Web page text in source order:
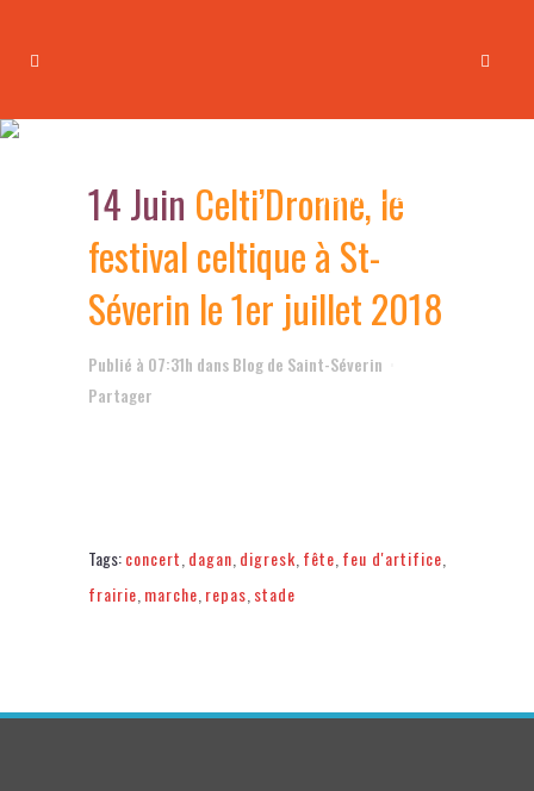
juillet 2018
14 Juin Celti’Dronne, le
festival celtique à St-
Séverin le 1er juillet 2018
Publié à 07:31h dansBlog de Saint-Séverin
Partager
Tags:concert dagan digresk fête feu d'artifice
frairie marche repas stade